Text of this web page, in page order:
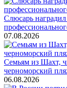
Слюсарь
07.08.2026
Семьям из Шахт,
черноморский
06.08.2026